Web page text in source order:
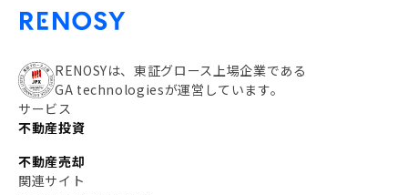
RENOSYは、東証グロース上場企業である
GA technologiesが運営しています。
サービス
不動産投資
不動産売却
関連サイト